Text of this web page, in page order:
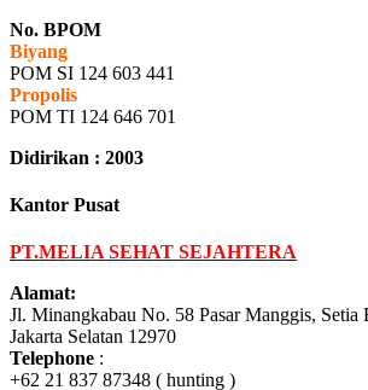
No. BPOM
Biyang
POM SI 124 603 441
Propolis
POM TI 124 646 701
Didirikan : 2003
Kantor Pusat
PT.MELIA SEHAT SEJAHTERA
Alamat:
Jl. Minangkabau No. 58 Pasar Manggis, Setia
Jakarta Selatan 12970
Telephone :
+62 21 837 87348 ( hunting )